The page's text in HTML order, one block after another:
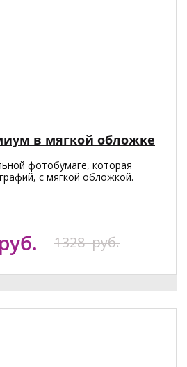
в мягкой обложке
фотобумаге, которая
с мягкой обложкой.
руб. 1328 руб.